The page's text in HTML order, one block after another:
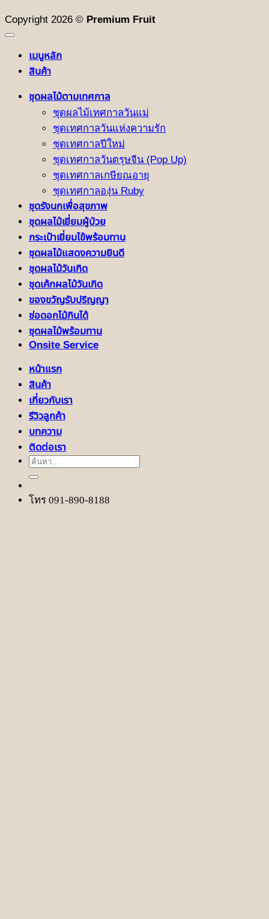
Copyright 2026 © Premium Fruit
เมนูหลัก
สินค้า
ชุดผลไม้ตามเทศกาล
ชุดผลไม้เทศกาลวันแม่
ชุดเทศกาลวันแห่งความรัก
ชุดเทศกาลปีใหม่
ชุดเทศกาลวันตรุษจีน (Pop Up)
ชุดเทศกาลเกษียณอายุ
ชุดเทศกาลองุ่น Ruby
ชุดรังนกเพื่อสุขภาพ
ชุดผลไม้เยี่ยมผู้ป่วย
กระเป๋าเยี่ยมไข้พร้อมทาน
ชุดผลไม้แสดงความยินดี
ชุดผลไม้วันเกิด
ชุดเค้กผลไม้วันเกิด
ของขวัญรับปริญญา
ช่อดอกไม้กินได้
ชุดผลไม้พร้อมทาน
Onsite Service
หน้าแรก
สินค้า
เกี่ยวกับเรา
รีวิวลูกค้า
บทความ
ติดต่อเรา
ค้นหา:
โทร 091-890-8188